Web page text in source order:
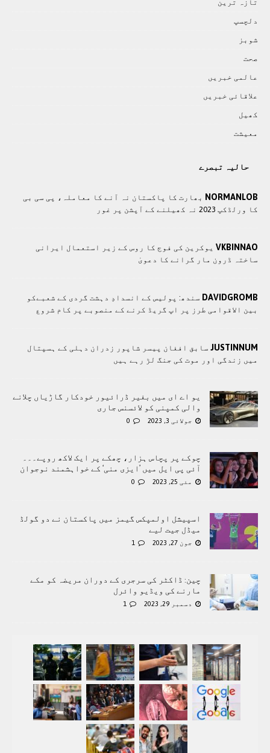
تازہ ترين
دلچسپ
شوبز
صحت
عالمی خبريں
علاقائی خبريں
کھيل
معيشت
حالیہ تبصرے
NORMANLOB بھارت کا پاکستان نہ آنے کا معاملہ، پی سی بی
کا ورلڈکپ 2023 نہ کھیلنے کے آپشن پر غور
VKBINNAO یوکرین کی فوج کا روس کے زیر استعمال ایرانی
ساختہ ڈرون مار گرانے کا دعویٰ
DAVIDGROMB سندھ: پوليس کے انسدادِ دہشت گردی کے شعبےکو
بین الاقوامی طرز پر اپ گریڈ کرنے کے منصوبے پر کام شروع
JUSTINNUM سابق افغان پیسر شاپور زدران دہلی کے ہسپتال
میں زندگی اور موت کی جنگ لڑ رہے ہیں
یو اے ای میں بغیر ڈرائیور خودکار گاڑیاں چلانے
والی کمپنی کو لائسنس جاری
جولائی 3, 2023 0
چوکے پر پچاس ہزار، چھکے پر ایک لاکھ روپے۔۔۔
آئی پی ایل میں ’ایزی منی‘ کے خواہشمند نوجوان
مئی 25, 2023 0
اسپیشل اولمپکس گیمز میں پاکستان نے دو گولڈ
میڈل جیت لیے
جون 27, 2023 1
چین: ڈاکٹر کی سرجری کے دوران مریضہ کو مکے
مارنے کی ویڈیو وائرل
دسمبر 29, 2023 1